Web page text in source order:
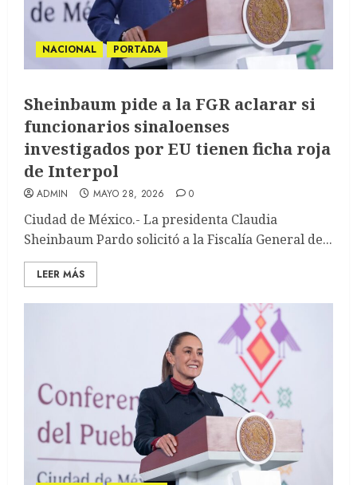
NACIONAL PORTADA
Sheinbaum pide a la FGR aclarar si
funcionarios sinaloenses
investigados por EU tienen ficha roja
de Interpol
ADMIN MAYO 28, 2026 0
Ciudad de México.- La presidenta Claudia
Sheinbaum Pardo solicitó a la Fiscalía General de...
LEER MÁS